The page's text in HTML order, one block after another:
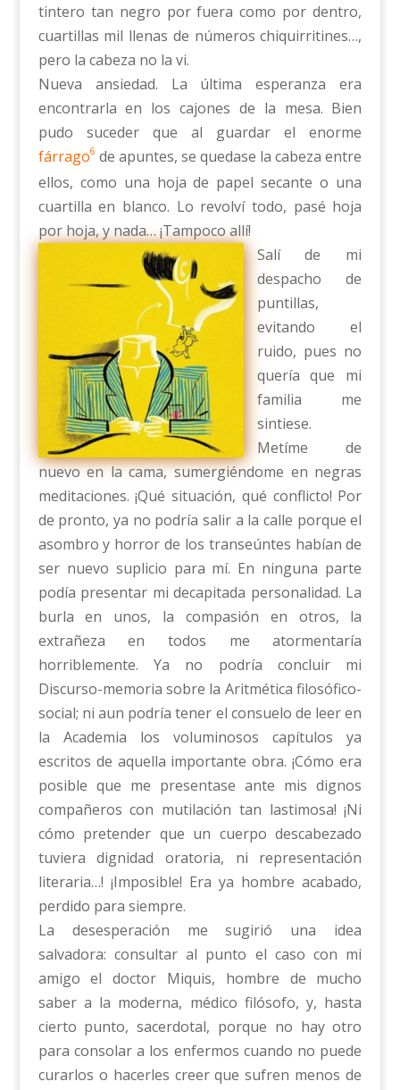
tintero tan negro por fuera como por dentro,
cuartillas mil llenas de números chiquirritines…,
pero la cabeza no la vi.
Nueva ansiedad. La última esperanza era
encontrarla en los cajones de la mesa. Bien
pudo suceder que al guardar el enorme
fárrago6 de apuntes, se quedase la cabeza entre
ellos, como una hoja de papel secante o una
cuartilla en blanco. Lo revolví todo, pasé hoja
por hoja, y nada… ¡Tampoco allí!
Salí de mi
despacho de
puntillas,
evitando el
ruido, pues no
quería que mi
familia me
sintiese.
Metíme de
nuevo en la cama, sumergiéndome en negras
meditaciones. ¡Qué situación, qué conflicto! Por
de pronto, ya no podría salir a la calle porque el
asombro y horror de los transeúntes habían de
ser nuevo suplicio para mí. En ninguna parte
podía presentar mi decapitada personalidad. La
burla en unos, la compasión en otros, la
extrañeza en todos me atormentaría
horriblemente. Ya no podría concluir mi
Discurso-memoria sobre la Aritmética filosófico-
social; ni aun podría tener el consuelo de leer en
la Academia los voluminosos capítulos ya
escritos de aquella importante obra. ¡Cómo era
posible que me presentase ante mis dignos
compañeros con mutilación tan lastimosa! ¡Ni
cómo pretender que un cuerpo descabezado
tuviera dignidad oratoria, ni representación
literaria…! ¡Imposible! Era ya hombre acabado,
perdido para siempre.
La desesperación me sugirió una idea
salvadora: consultar al punto el caso con mi
amigo el doctor Miquis, hombre de mucho
saber a la moderna, médico filósofo, y, hasta
cierto punto, sacerdotal, porque no hay otro
para consolar a los enfermos cuando no puede
curarlos o hacerles creer que sufren menos de